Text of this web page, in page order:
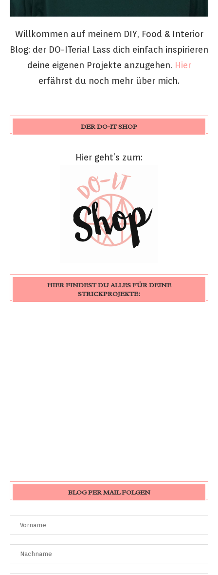
Willkommen auf meinem DIY, Food & Interior
Blog: der DO-ITeria! Lass dich einfach inspirieren
deine eigenen Projekte anzugehen. Hier
erfährst du noch mehr über mich.
DER DO-IT SHOP
Hier geht’s zum:
HIER FINDEST DU ALLES FÜR DEINE
STRICKPROJEKTE:
BLOG PER MAIL FOLGEN